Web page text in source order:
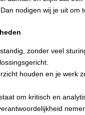
nodigen wij je uit om
zonder veel
houden en je werk
om kritisch en